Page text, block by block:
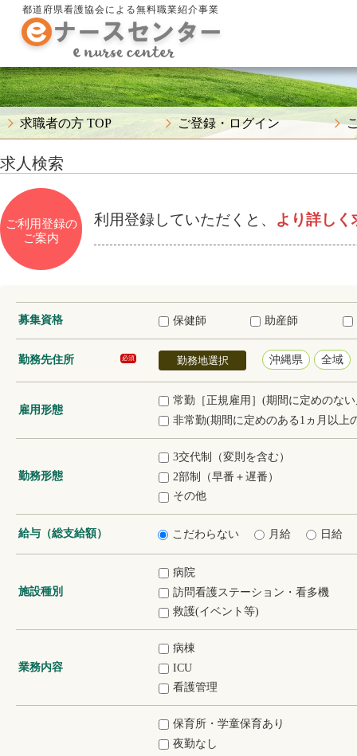
都道府県看護協会による無料職業紹介事業
求職者の方 TOP ご登録・ログイン
求人検索
ご利用登録の
ご案内
利用登録していただくと、 より詳しく
募集資格 保健師 助産師
勤務先住所 必須 勤務地選択 沖縄県 全域
雇用形態
常勤［正規雇用］(期間に定めのな
非常勤(期間に定めのある1ヵ月以上
勤務形態
3交代制（変則を含む）
2部制（早番＋遅番）
その他
給与（総支給額） こだわらない 月給 日給
施設種別
病院
訪問看護ステーション・看多機
救護(イベント等)
業務内容
病棟
ICU
看護管理
保育所・学童保育あり
夜勤なし